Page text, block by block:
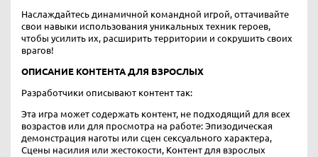
Наслаждайтесь динамичной командной игрой, оттачивайте
свои навыки использования уникальных техник героев,
чтобы усилить их, расширить территории и сокрушить своих
врагов!
ОПИСАНИЕ КОНТЕНТА ДЛЯ ВЗРОСЛЫХ
Разработчики описывают контент так:
Эта игра может содержать контент, не подходящий для всех
возрастов или для просмотра на работе: Эпизодическая
демонстрация наготы или сцен сексуального характера,
Сцены насилия или жестокости, Контент для взрослых